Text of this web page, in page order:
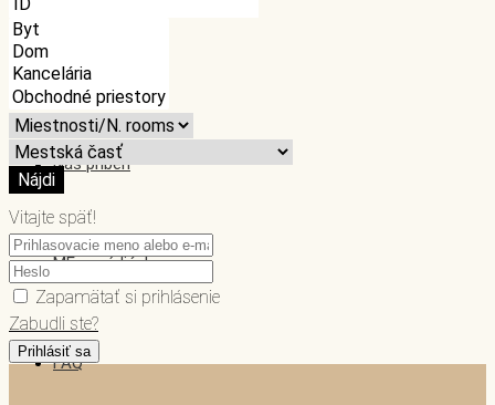
Chcem predať
Náš príbeh
ME v médiách
FAQ
Nájdi
Vitajte späť!
Zapamätať si prihlásenie
Zabudli ste?
Prihlásiť sa